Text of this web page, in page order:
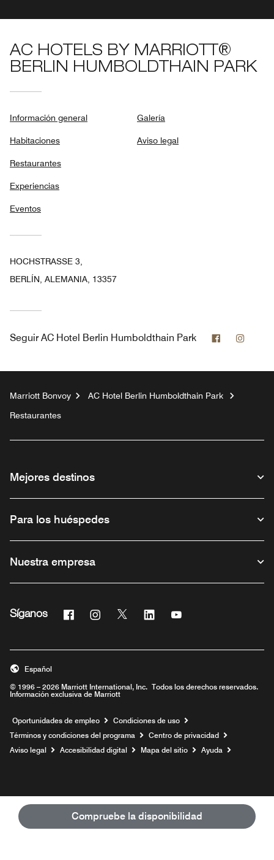
Compruebe la disponibilidad
AC HOTELS BY MARRIOTT®
BERLIN HUMBOLDTHAIN PARK
Información general
Habitaciones
Restaurantes
Experiencias
Eventos
Galería
Aviso legal
HOCHSTRASSE 3,
BERLÍN, ALEMANIA, 13357
Seguir AC Hotel Berlin Humboldthain Park Facebook
Marriott Bonvoy
AC Hotel Berlin Humboldthain Park
Restaurantes
Mejores destinos
Para los huéspedes
Nuestra empresa
Síganos Facebook
Abre una ventana nueva
Instagram
Abre una ventana nueva
Twitter
Abre una ventana nueva
Linkedin
Abre una ventana nueva
Abre una ventana
© 1996 – 2026 Marriott International, Inc. Todos los derechos reservados.
Información exclusiva de Marriott
Español
Oportunidades de empleo Abre una ventana nueva
Condiciones de uso
Términos y condiciones del programa
Centro de privacidad
Aviso legal
Accesibilidad digital Mapa del sitio Ayuda